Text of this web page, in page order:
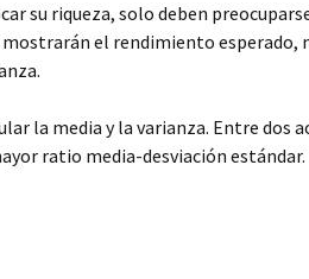
su riqueza, solo deben
el rendimiento esperado,
la media y la varianza. Entre dos
ratio media-desviación estándar.